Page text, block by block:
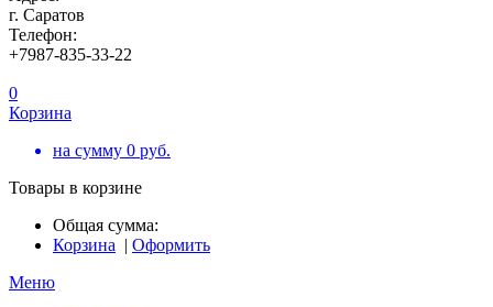
г. Саратов
Телефон:
+7987-835-33-22
0
Корзина
на сумму 0 руб.
Товары в корзине
Общая сумма:
Корзина | Оформить
Меню